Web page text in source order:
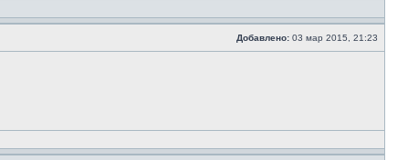
Добавлено: 03 мар 2015, 21:23